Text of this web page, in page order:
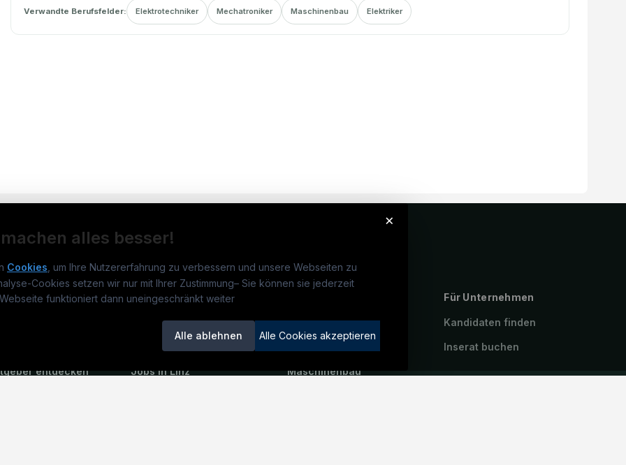
Verwandte Berufsfelder: Elektrotechniker Mechatroniker Maschinenbau Elektriker
×
alles besser!
Cookies , um Ihre Nutzererfahrung zu verbessern und unsere Webseiten zu
Cookies setzen wir nur mit Ihrer Zustimmung– Sie können sie jederzeit
funktioniert dann uneingeschränkt weiter
Alle ablehnen Alle Cookies akzeptieren
entdecken
Jobs
Jobs in Wien
Jobs in Linz
Elektrotechniker:in
Maschinenbau
Für Unternehmen
Kandidaten finden
Inserat buchen